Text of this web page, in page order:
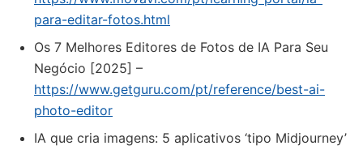
para-editar-fotos.html
Os 7 Melhores Editores de Fotos de IA Para Seu
Negócio [2025] –
https://www.getguru.com/pt/reference/best-ai-
photo-editor
IA que cria imagens: 5 aplicativos ‘tipo Midjourney’